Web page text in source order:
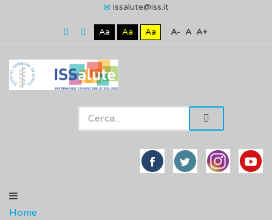
issalute@iss.it
Aa Aa Aa A- A A+
Home